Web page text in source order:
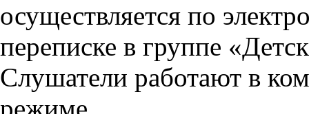
осуществляется по
переписке в группе
Слушатели работают в